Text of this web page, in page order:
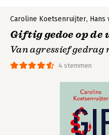
4 stemmen
Caroline Koetsenruijter, Hans
Giftig gedoe op de
Van agressief